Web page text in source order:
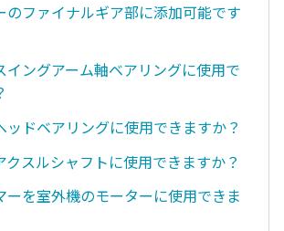
のファイナルギア部に添加可能です
イングアーム軸ベアリングに使用で
ッドベアリングに使用できますか？
クスルシャフトに使用できますか？
ーを室外機のモーターに使用できま